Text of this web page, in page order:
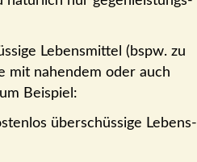
Lebens­mittel (bspw. zu
mit nahendem oder auch
Beispiel:
über­schüssige Lebens­